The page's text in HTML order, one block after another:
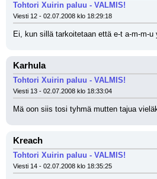
Tohtori Xuirin paluu - VALMIS!
Viesti 12 - 02.07.2008 klo 18:29:18
Ei, kun sillä tarkoitetaan että e-t a-m-m-u
Karhula
Tohtori Xuirin paluu - VALMIS!
Viesti 13 - 02.07.2008 klo 18:33:04
Mä oon siis tosi tyhmä mutten tajua
Kreach
Tohtori Xuirin paluu - VALMIS!
Viesti 14 - 02.07.2008 klo 18:35:25